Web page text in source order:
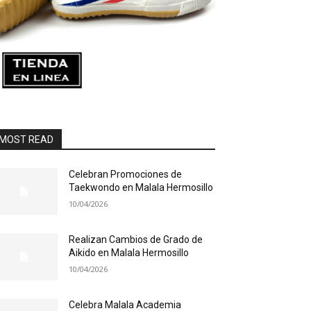
READ
Celebran Promociones de
Taekwondo en Malala Hermosillo
10/04/2026
Realizan Cambios de Grado de
Aikido en Malala Hermosillo
10/04/2026
Celebra Malala Academia